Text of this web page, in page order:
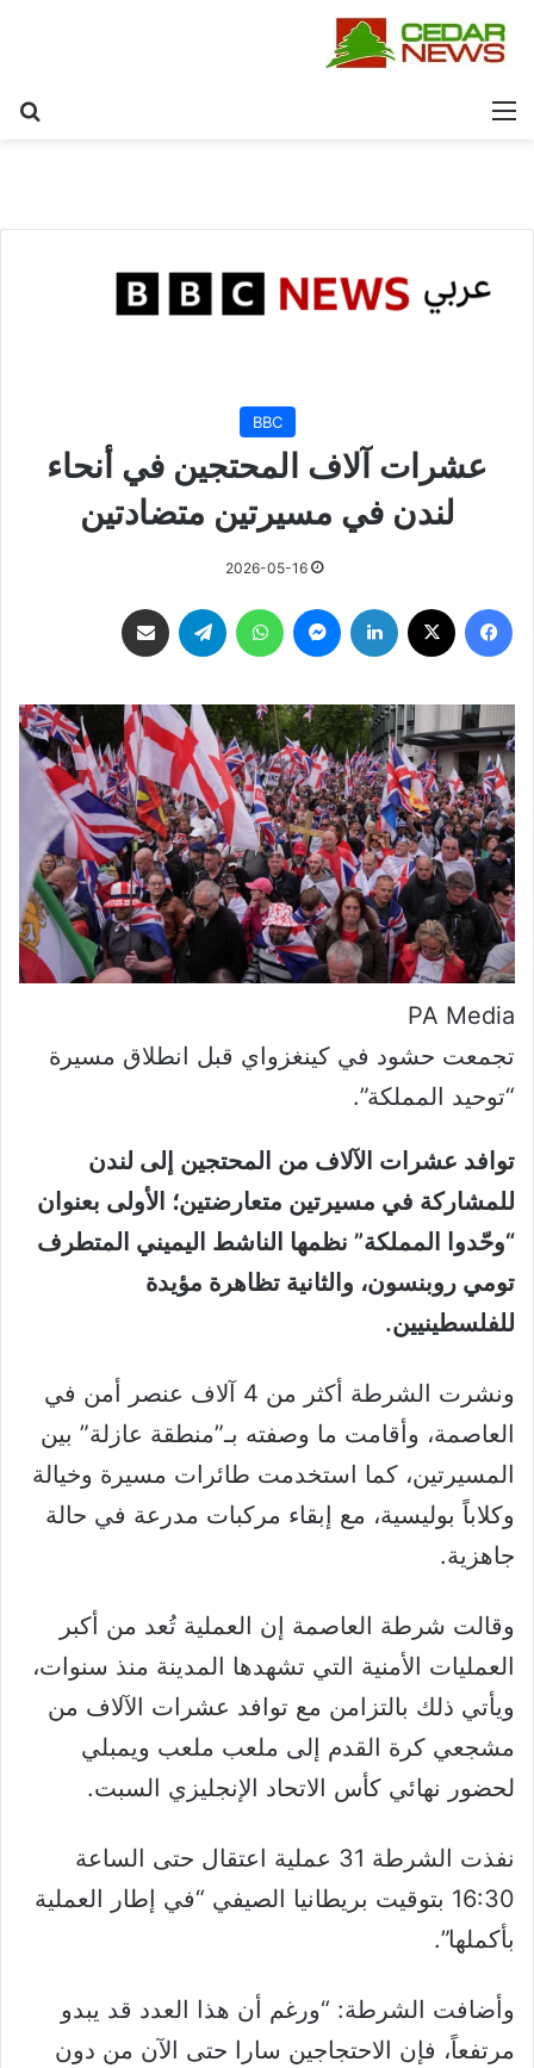
القائمة
BBC
عشرات آلاف المحتجين في أنحاء
لندن في مسيرتين متضادتين
2026-05-16
فيسبوك لينكدإن ماسنجر واتساب تيلقرام
PA Media
تجمعت حشود في كينغزواي قبل انطلاق مسيرة
“توحيد المملكة”.
توافد عشرات الآلاف من المحتجين إلى لندن
للمشاركة في مسيرتين متعارضتين؛ الأولى بعنوان
“وحّدوا المملكة” نظمها الناشط اليميني المتطرف
تومي روبنسون، والثانية تظاهرة مؤيدة
للفلسطينيين.
ونشرت الشرطة أكثر من 4 آلاف عنصر أمن في
العاصمة، وأقامت ما وصفته بـ”منطقة عازلة” بين
المسيرتين، كما استخدمت طائرات مسيرة وخيالة
وكلاباً بوليسية، مع إبقاء مركبات مدرعة في حالة
جاهزية.
وقالت شرطة العاصمة إن العملية تُعد من أكبر
العمليات الأمنية التي تشهدها المدينة منذ سنوات،
ويأتي ذلك بالتزامن مع توافد عشرات الآلاف من
مشجعي كرة القدم إلى ملعب ملعب ويمبلي
لحضور نهائي كأس الاتحاد الإنجليزي السبت.
نفذت الشرطة 31 عملية اعتقال حتى الساعة
16:30 بتوقيت بريطانيا الصيفي “في إطار العملية
بأكملها”.
وأضافت الشرطة: “ورغم أن هذا العدد قد يبدو
مرتفعاً، فإن الاحتجاجين سارا حتى الآن من دون